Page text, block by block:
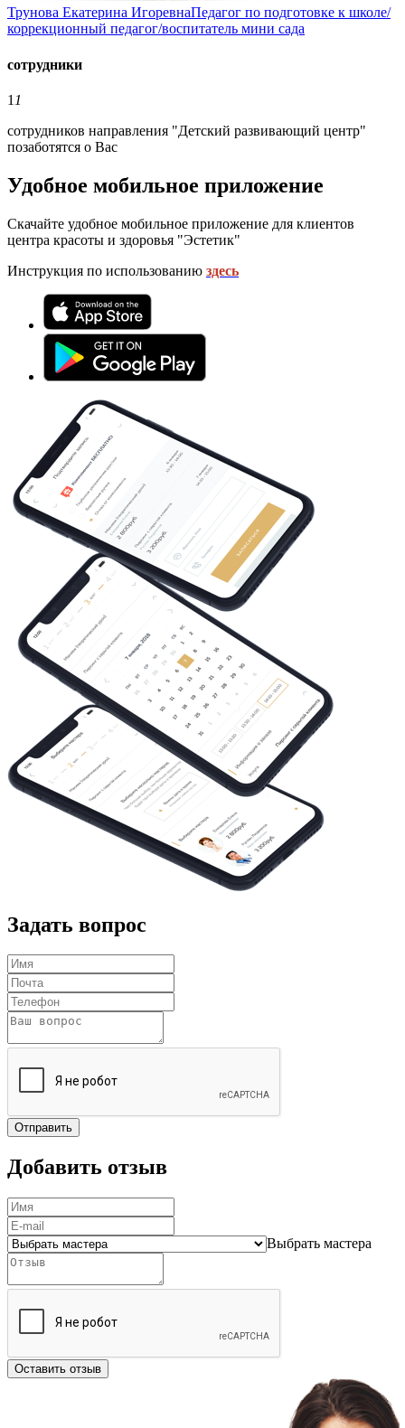
Трунова Екатерина ИгоревнаПедагог по подготовке к школе/
коррекционный педагог/воспитатель мини сада
сотрудники
1 1
сотрудников направления "Детский развивающий центр"
позаботятся о Вас
Удобное мобильное приложение
Скачайте удобное мобильное приложение для клиентов
центра красоты и здоровья "Эстетик"
Инструкция по использованию здесь
Задать вопрос
Отправить
Добавить отзыв
Выбрать мастера
Оставить отзыв